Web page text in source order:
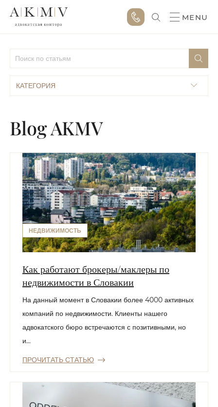
MENU
КАТЕГОРИЯ
Blog AKMV
НЕДВИЖИМОСТЬ
Как работают брокеры/маклеры по
недвижимости в Словакии
На данный момент в Словакии более 4000 активных
компаний по недвижимости. Клиенты нашего
адвокатского бюро встречаются с позитивными, но
и...
ПРОЧИТАТЬ СТАТЬЮ